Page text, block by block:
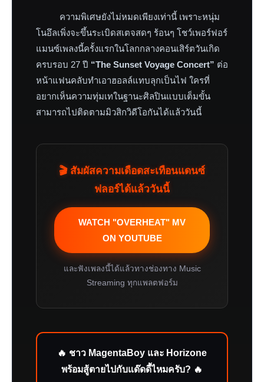
ความพิเศษยังไม่หมดเพียงเท่านี้ เพราะหนุ่ม
โนอึลเพิ่งจะขึ้นระเบิดสเตจสดๆ ร้อนๆ โชว์เพอร์ฟอร์
แมนซ์เพลงนี้ครั้งแรกในโลกกลางคอนเสิร์ตวันเกิด
ครบรอบ 27 ปี “The Sunset Voyage Concert” ต่อ
หน้าแฟนคลับทำเอาฮอลล์แทบลุกเป็นไฟ ใครที่
อยากเห็นความทุ่มเทในฐานะศิลปินแบบเต็มขั้น
สามารถไปติดตามมิวสิกวิดีโอกันได้แล้ววันนี้
🎬 สัมผัสความเดือดสะเทือนแดนซ์
ฟลอร์ได้แล้ววันนี้
WATCH "OVERHEAT" MV
ON YOUTUBE
และฟังเพลงนี้ได้แล้วทางช่องทาง Music
Streaming ทุกแพลตฟอร์ม
🔥 ชาว MagentaBoy และ Horizone
พร้อมสู้ตายไปกับแด๊ดดี้ไหมครับ? 🔥